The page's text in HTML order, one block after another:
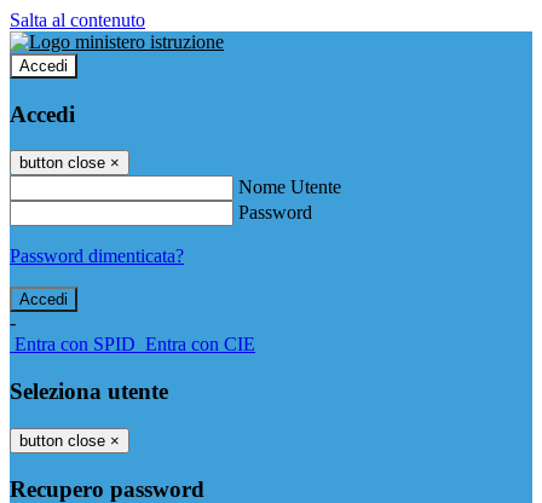
Salta al contenuto
Accedi
Accedi
button close ×
Nome Utente
Password
Password dimenticata?
-
Entra con SPID Entra con CIE
Seleziona utente
button close ×
Recupero password